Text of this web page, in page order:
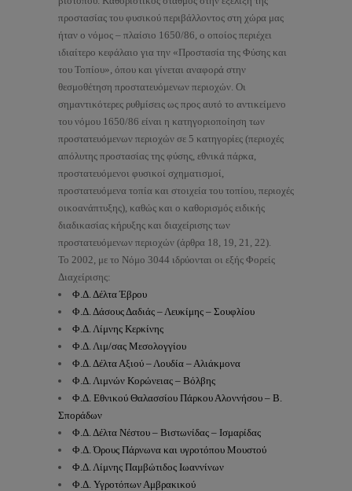
προστασίας του φυσικού περιβάλλοντος στη χώρα μας
ήταν ο νόμος – πλαίσιο 1650/86, ο οποίος περιέχει
ιδιαίτερο κεφάλαιο για την «Προστασία της Φύσης και
του Τοπίου», όπου και γίνεται αναφορά στην
θεσμοθέτηση προστατευόμενων περιοχών. Οι
σημαντικότερες ρυθμίσεις ως προς αυτό το αντικείμενο
του νόμου 1650/86 είναι η κατηγοριοποίηση των
προστατευόμενων περιοχών σε 5 κατηγορίες (περιοχές
απόλυτης προστασίας της φύσης, εθνικά πάρκα,
προστατευόμενοι φυσικοί σχηματισμοί,
προστατευόμενα τοπία και στοιχεία του τοπίου, περιοχές
οικοανάπτυξης), καθώς και ο καθορισμός ειδικής
διαδικασίας κήρυξης και διαχείρισης των
προστατευόμενων περιοχών (άρθρα 18, 19, 21, 22).
Το 2002, με το Νόμο 3044 ιδρύονται οι εξής Φορείς
Διαχείρισης:
Φ.Δ. Δέλτα Έβρου
Φ.Δ. Δάσους Δαδιάς – Λευκίμης – Σουφλίου
Φ.Δ. Λίμνης Κερκίνης
Φ.Δ. Λιμ/σας Μεσολογγίου
Φ.Δ. Δέλτα Αξιού – Λουδία – Αλιάκμονα
Φ.Δ. Λιμνών Κορώνειας – Βόλβης
Φ.Δ. Εθνικού Θαλασσίου Πάρκου Αλοννήσου – Β.
Σποράδων
Φ.Δ. Δέλτα Νέστου – Βιστωνίδας – Ισμαρίδας
Φ.Δ. Όρους Πάρνωνα και υγροτόπου Μουστού
Φ.Δ. Λίμνης Παμβώτιδος Ιωαννίνων
Φ.Δ. Υγροτόπων Αμβρακικού